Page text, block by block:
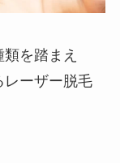
を踏まえ
レーザー脱毛